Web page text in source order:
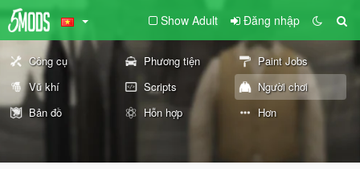
Show Adult Đăng nhập
Công cụ Phương tiện
Paint Jobs
Vũ khí
Scripts
Người chơi
Bản đồ
Hỗn hợp Hơn